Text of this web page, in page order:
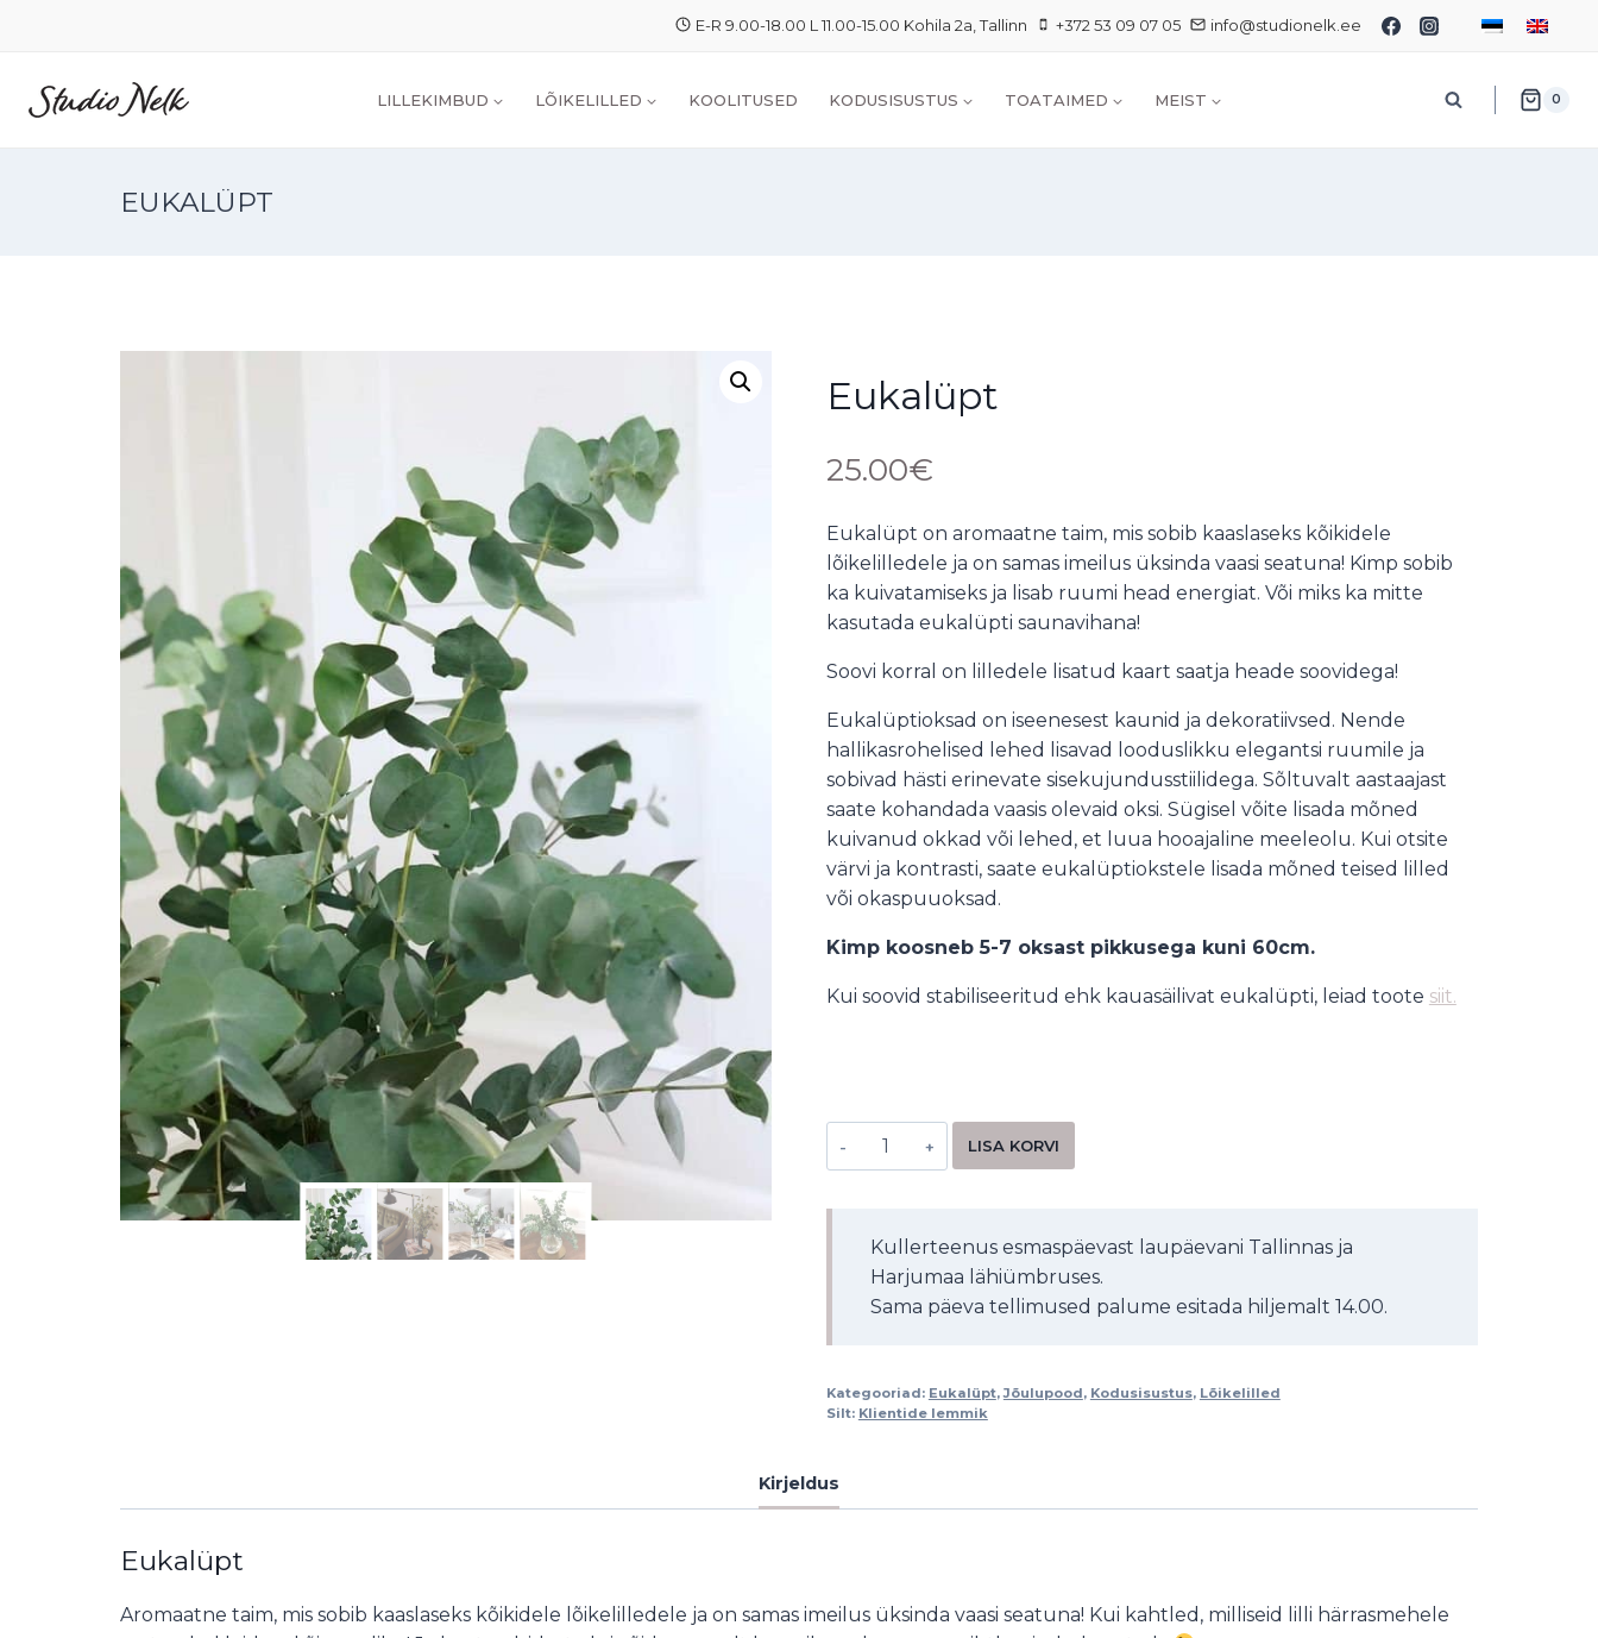
E-R 9.00-18.00 L 11.00-15.00 Kohila 2a, Tallinn +372 53 09 07 05 info@studionelk.ee
LILLEKIMBUD LÕIKELILLED KOOLITUSED KODUSISUSTUS TOATAIMED MEIST 0
EUKALÜPT
Eukalüpt
25.00€
Eukalüpt on aromaatne taim, mis sobib kaaslaseks kõikidele
lõikelilledele ja on samas imeilus üksinda vaasi seatuna! Kimp sobib
ka kuivatamiseks ja lisab ruumi head energiat. Või miks ka mitte
kasutada eukalüpti saunavihana!
Soovi korral on lilledele lisatud kaart saatja heade soovidega!
Eukalüptioksad on iseenesest kaunid ja dekoratiivsed. Nende
hallikasrohelised lehed lisavad looduslikku elegantsi ruumile ja
sobivad hästi erinevate sisekujundusstiilidega. Sõltuvalt aastaajast
saate kohandada vaasis olevaid oksi. Sügisel võite lisada mõned
kuivanud okkad või lehed, et luua hooajaline meeleolu. Kui otsite
värvi ja kontrasti, saate eukalüptiokstele lisada mõned teised lilled
või okaspuuoksad.
Kimp koosneb 5-7 oksast pikkusega kuni 60cm.
Kui soovid stabiliseeritud ehk kauasäilivat eukalüpti, leiad toote siit.
LISA KORVI
Kullerteenus esmaspäevast laupäevani Tallinnas ja
Harjumaa lähiümbruses.
Sama päeva tellimused palume esitada hiljemalt 14.00.
Kategooriad: Eukalüpt,Jõulupood, Kodusisustus, Lõikelilled
Silt: Klientide lemmik
Kirjeldus
Eukalüpt
Aromaatne taim, mis sobib kaaslaseks kõikidele lõikelilledele ja on samas imeilus üksinda vaasi seatuna! Kui kahtled, milliseid lilli härrasmehele